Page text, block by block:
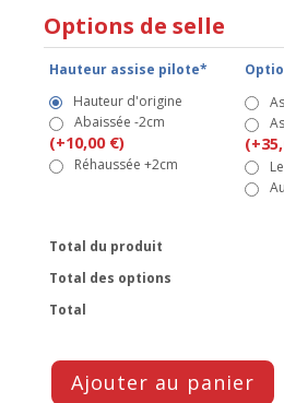
Options de selle
Hauteur assise pilote*
Hauteur d'origine
Abaissée -2cm
(+10,00 €)
Réhaussée +2cm
Total du produit
Total des options
Total
Ajouter au panier